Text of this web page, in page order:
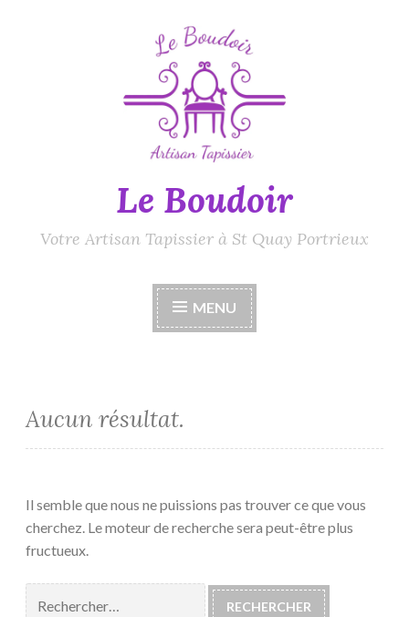
Le Boudoir
Votre Artisan Tapissier à St Quay Portrieux
MENU
Aucun résultat.
Il semble que nous ne puissions pas trouver ce que vous
cherchez. Le moteur de recherche sera peut-être plus
fructueux.